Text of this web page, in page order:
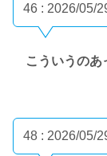
46 : 2026/05/
こういうのあ
48 : 2026/05/